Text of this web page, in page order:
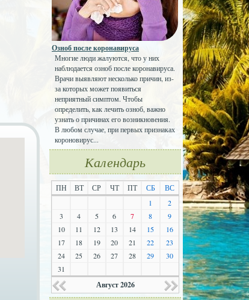
Озноб после коронавируса
Многие люди жалуются, что у них
наблюдается озноб после коронавируса.
Врачи выявляют несколько причин, из-
за которых может появиться
неприятный симптом. Чтобы
определить, как лечить озноб, важно
узнать о причинах его возникновения.
В любом случае, при первых признаках
короновирус...
Календарь
ПН ВТ СР ЧТ ПТ СБ
ВС
1
2
3
4 5 6 7 8
9
10
11 12 13 14 15
16
17
18 19 20 21 22
23
24
25 26 27 28 29
30
31
Август 2026